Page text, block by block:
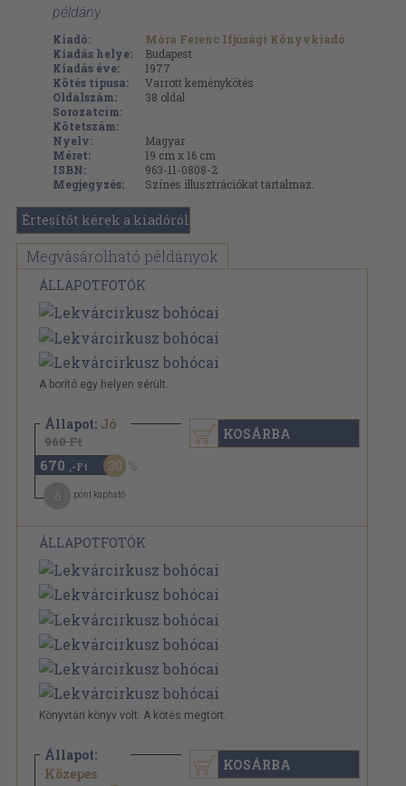
példány
Kiadó:
Móra Ferenc Ifjúsági Könyvkiadó
Kiadás helye:
Budapest
Kiadás éve:
1977
Kötés típusa:
Varrott keménykötés
Oldalszám:
38 oldal
Sorozatcím:
Kötetszám:
Nyelv:
Magyar
Méret:
19 cm x 16 cm
ISBN:
963-11-0808-2
Megjegyzés:
Színes illusztrációkat tartalmaz.
Értesítőt kérek a kiadóról
Megvásárolható példányok
ÁLLAPOTFOTÓK
A borító egy helyen sérült.
Állapot: Jó
960 Ft
670 ,-Ft 30
pont kapható
KOSÁRBA
ÁLLAPOTFOTÓK
Könyvtári könyv volt. A kötés megtört.
Állapot:
Közepes
960 Ft KOSÁRBA